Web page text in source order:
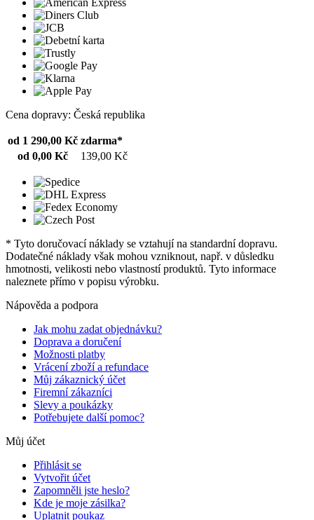
Cena dopravy: Česká republika
od 1 290,00 Kč zdarma*
od 0,00 Kč
139,00 Kč
* Tyto doručovací náklady se vztahují na standardní dopravu.
Dodatečné náklady však mohou vzniknout, např. v důsledku
hmotnosti, velikosti nebo vlastností produktů. Tyto informace
naleznete přímo v popisu výrobku.
Nápověda a podpora
Jak mohu zadat objednávku?
Doprava a doručení
Možnosti platby
Vrácení zboží a refundace
Můj zákaznický účet
Firemní zákazníci
Slevy a poukázky
Potřebujete další pomoc?
Můj účet
Přihlásit se
Vytvořit účet
Zapomněli jste heslo?
Kde je moje zásilka?
Uplatnit poukaz